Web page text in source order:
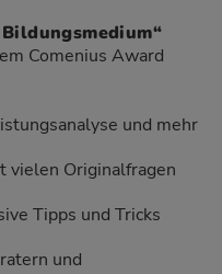
Comenius Award
und mehr
vielen Originalfragen
Tipps und Tricks
und